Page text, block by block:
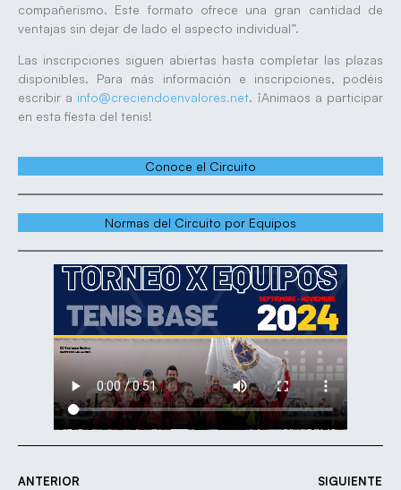
compañerismo. Este formato ofrece una gran cantidad de
ventajas sin dejar de lado el aspecto individual”.
Las inscripciones siguen abiertas hasta completar las plazas
disponibles. Para más información e inscripciones, podéis
escribir a info@creciendoenvalores.net. ¡Animaos a participar
en esta fiesta del tenis!
Conoce el Circuito
Normas del Circuito por Equipos
ANTERIOR SIGUIENTE